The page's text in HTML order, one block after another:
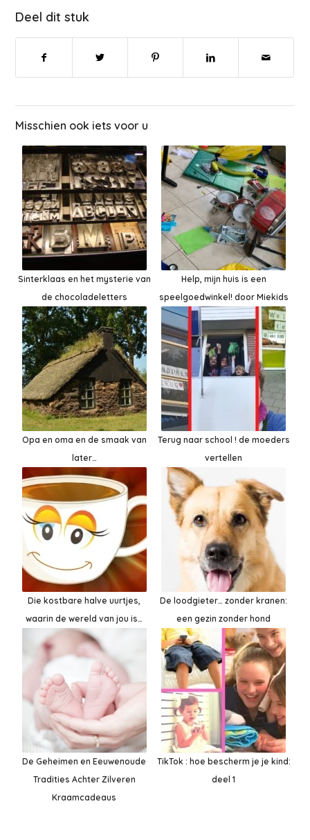
Deel dit stuk
Misschien ook iets voor u
Sinterklaas en het mysterie van
de chocoladeletters
Help, mijn huis is een
speelgoedwinkel! door Miekids
Opa en oma en de smaak van
later…
Terug naar school ! de moeders
vertellen
Die kostbare halve uurtjes,
waarin de wereld van jou is…
De loodgieter… zonder kranen:
een gezin zonder hond
De Geheimen en Eeuwenoude
Tradities Achter Zilveren
Kraamcadeaus
TikTok : hoe bescherm je je kind:
deel 1